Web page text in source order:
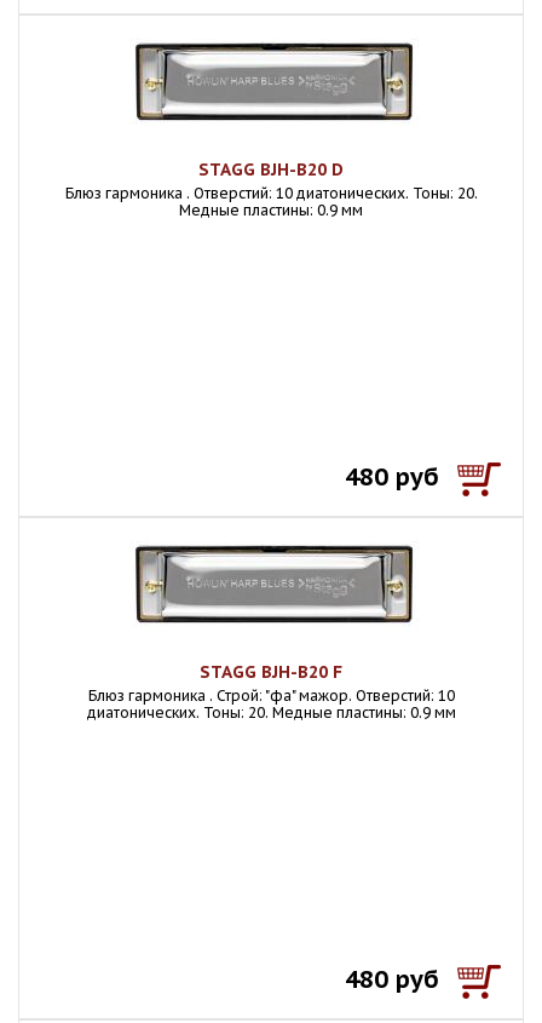
STAGG BJH-B20 D
Блюз гармоника . Отверстий: 10 диатонических. Тоны: 20.
Медные пластины: 0.9 мм
480 руб
STAGG BJH-B20 F
Блюз гармоника . Строй: "фа" мажор. Отверстий: 10
диатонических. Тоны: 20. Медные пластины: 0.9 мм
480 руб